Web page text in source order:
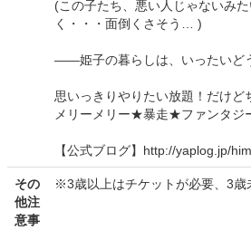
(この子たち、悪い人じゃないみ
く・・・面倒くさそう… )
――姫子の暮らしは、いったいど
思いっきりやりたい放題！だけど
メリーメリー★暴走★ファンタジ
【公式ブログ】http://yaplog.jp/
その
他注
意事
※3歳以上はチケットが必要、3歳